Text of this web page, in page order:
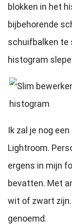
blokken in het
bijbehorende
schuifbalken te
histogram
Ik zal je nog
Lightroom.
ergens in mijn
bevatten. Met
wit of zwart zijn.
genoemd.